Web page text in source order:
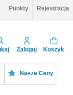
Punkty Rejestracja
Zaloguj Koszyk
Nasze Ceny